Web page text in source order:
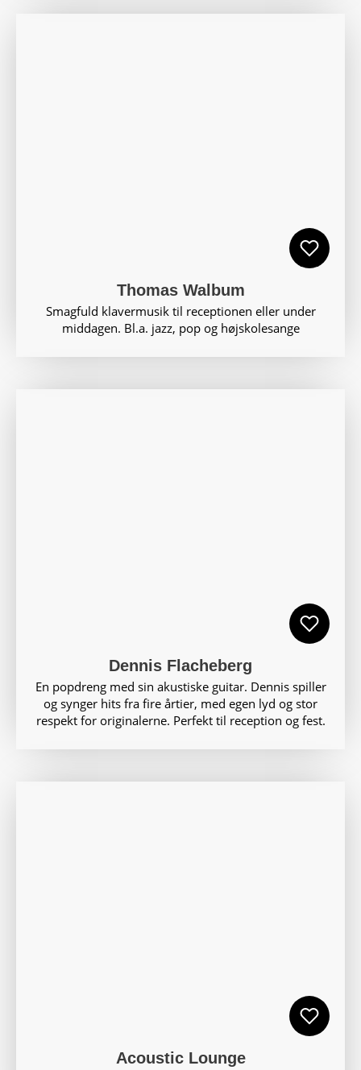
Thomas Walbum
Smagfuld klavermusik til receptionen eller under
middagen. Bl.a. jazz, pop og højskolesange
Dennis Flacheberg
En popdreng med sin akustiske guitar. Dennis spiller
og synger hits fra fire årtier, med egen lyd og stor
respekt for originalerne. Perfekt til reception og fest.
Acoustic Lounge